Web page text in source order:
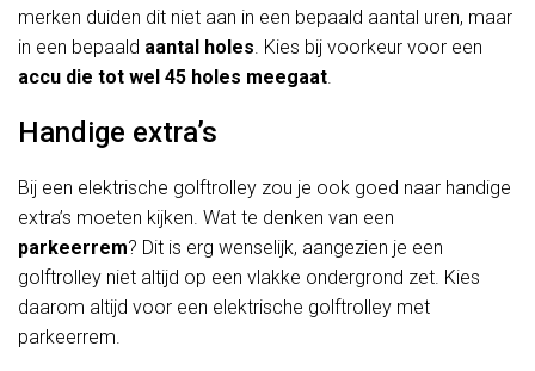
merken duiden dit niet aan in een bepaald aantal uren, maar
in een bepaald aantal holes. Kies bij voorkeur voor een
accu die tot wel 45 holes meegaat.
Handige extra’s
Bij een elektrische golftrolley zou je ook goed naar handige
extra’s moeten kijken. Wat te denken van een
parkeerrem? Dit is erg wenselijk, aangezien je een
golftrolley niet altijd op een vlakke ondergrond zet. Kies
daarom altijd voor een elektrische golftrolley met
parkeerrem.